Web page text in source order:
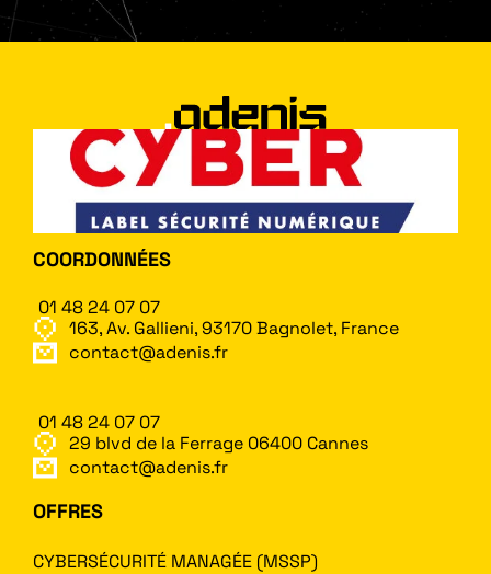
COORDONNÉES
01 48 24 07 07
163, Av. Gallieni, 93170 Bagnolet, France
contact@adenis.fr
01 48 24 07 07
29 blvd de la Ferrage 06400 Cannes
contact@adenis.fr
OFFRES
CYBERSÉCURITÉ MANAGÉE (MSSP)